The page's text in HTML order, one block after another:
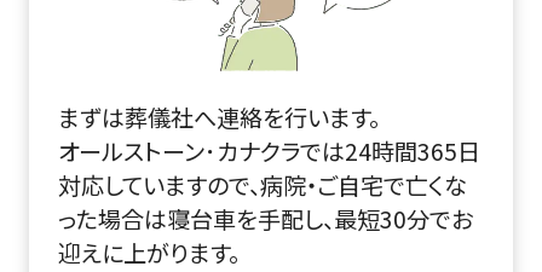
まずは葬儀社へ連絡を行います。
オールストーン･カナクラでは24時間365日
対応していますので、病院・ご自宅で亡くな
った場合は寝台車を手配し、最短30分でお
迎えに上がります。